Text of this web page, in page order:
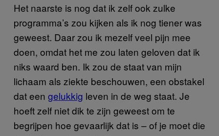
Het naarste is nog dat ik zelf ook zulke
programma’s zou kijken als ik nog tiener was
geweest. Daar zou ik mezelf veel pijn mee
doen, omdat het me zou laten geloven dat ik
niks waard ben. Ik zou de staat van mijn
lichaam als ziekte beschouwen, een obstakel
dat een gelukkig leven in de weg staat. Je
hoeft zelf niet dik te zijn geweest om te
begrijpen hoe gevaarlijk dat is – of je moet die